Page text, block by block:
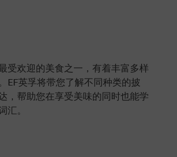
受欢迎的美食之一，有着丰富多样
EF英孚将带您了解不同种类的披
，帮助您在享受美味的同时也能学
汇。